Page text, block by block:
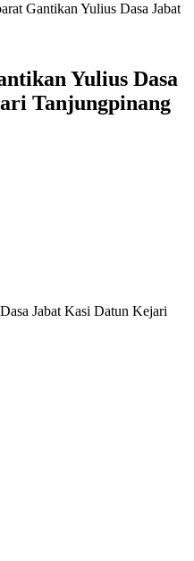
Gantikan Yulius Dasa Jabat
Yulius Dasa
Tanjungpinang
Jabat Kasi Datun Kejari